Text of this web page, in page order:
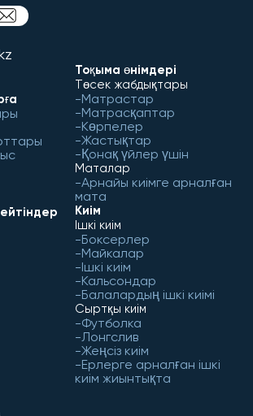
Тоқыма өнімдері
Төсек жабдықтары
Матрастар
Матрасқаптар
Көрпелер
Жастықтар
Қонақ үйлер үшін
Маталар
Арнайы киімге арналған
мата
Киім
Ішкі киім
Боксерлер
Майкалар
Ішкі киім
Кальсондар
Балалардың ішкі киімі
Сыртқы киім
Футболка
Лонгслив
Жеңсіз киім
Ерлерге арналған ішкі
киім жиынтықта